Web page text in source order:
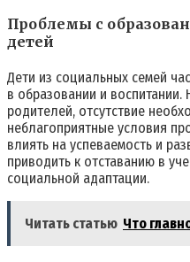
Проблемы с
детей
Дети из социальных семей
в образовании и
родителей, отсутствие
неблагоприятные условия
влиять на успеваемость и
приводить к отставанию в
социальной адаптации.
Читать статью Что